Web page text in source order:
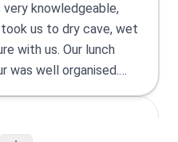
very knowledgeable,
us to dry cave, wet
with us. Our lunch
was well organised.